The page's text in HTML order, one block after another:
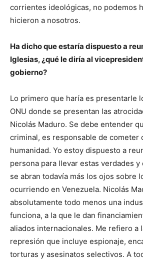
corrientes ideológicas, no podemos
hicieron a nosotros.
Ha dicho que estaría dispuesto a
Iglesias, ¿qué le diría al
gobierno?
Lo primero que haría es presentarle
ONU donde se presentan las
Nicolás Maduro. Se debe entender
criminal, es responsable de cometer
humanidad. Yo estoy dispuesto a
persona para llevar estas verdades
se abran todavía más los ojos sobre
ocurriendo en Venezuela. Nicolás
absolutamente todo menos una
funciona, a la que le dan
aliados internacionales. Me refiero a
represión que incluye espionaje,
torturas y asesinatos selectivos. A